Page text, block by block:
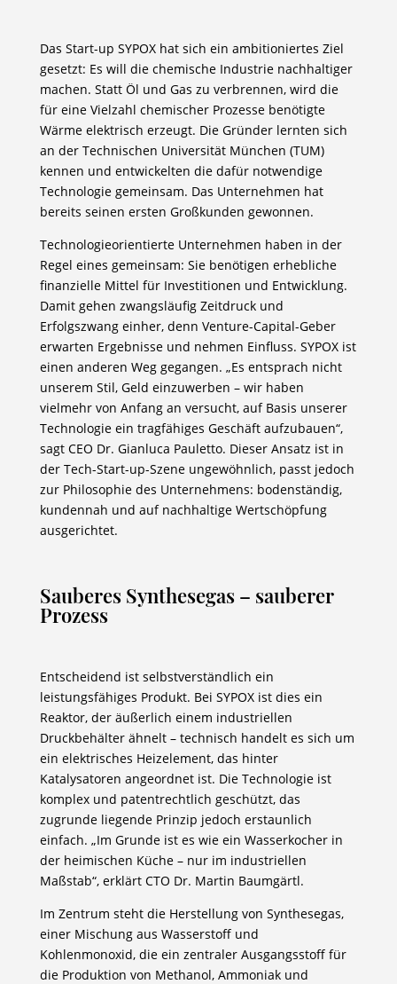
Das Start-up SYPOX hat sich ein ambitioniertes Ziel
gesetzt: Es will die chemische Industrie nachhaltiger
machen. Statt Öl und Gas zu verbrennen, wird die
für eine Vielzahl chemischer Prozesse benötigte
Wärme elektrisch erzeugt. Die Gründer lernten sich
an der Technischen Universität München (TUM)
kennen und entwickelten die dafür notwendige
Technologie gemeinsam. Das Unternehmen hat
bereits seinen ersten Großkunden gewonnen.
Technologieorientierte Unternehmen haben in der
Regel eines gemeinsam: Sie benötigen erhebliche
finanzielle Mittel für Investitionen und Entwicklung.
Damit gehen zwangsläufig Zeitdruck und
Erfolgszwang einher, denn Venture-Capital-Geber
erwarten Ergebnisse und nehmen Einfluss. SYPOX ist
einen anderen Weg gegangen. „Es entsprach nicht
unserem Stil, Geld einzuwerben – wir haben
vielmehr von Anfang an versucht, auf Basis unserer
Technologie ein tragfähiges Geschäft aufzubauen“,
sagt CEO Dr. Gianluca Pauletto. Dieser Ansatz ist in
der Tech-Start-up-Szene ungewöhnlich, passt jedoch
zur Philosophie des Unternehmens: bodenständig,
kundennah und auf nachhaltige Wertschöpfung
ausgerichtet.
Sauberes Synthesegas – sauberer
Prozess
Entscheidend ist selbstverständlich ein
leistungsfähiges Produkt. Bei SYPOX ist dies ein
Reaktor, der äußerlich einem industriellen
Druckbehälter ähnelt – technisch handelt es sich um
ein elektrisches Heizelement, das hinter
Katalysatoren angeordnet ist. Die Technologie ist
komplex und patentrechtlich geschützt, das
zugrunde liegende Prinzip jedoch erstaunlich
einfach. „Im Grunde ist es wie ein Wasserkocher in
der heimischen Küche – nur im industriellen
Maßstab“, erklärt CTO Dr. Martin Baumgärtl.
Im Zentrum steht die Herstellung von Synthesegas,
einer Mischung aus Wasserstoff und
Kohlenmonoxid, die ein zentraler Ausgangsstoff für
die Produktion von Methanol, Ammoniak und